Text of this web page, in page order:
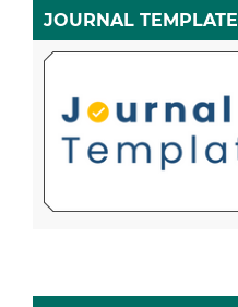
JOURNAL TEMPLATE